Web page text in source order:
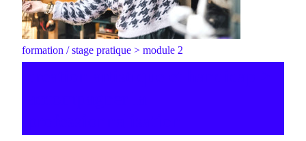
formation / stage pratique > module 2